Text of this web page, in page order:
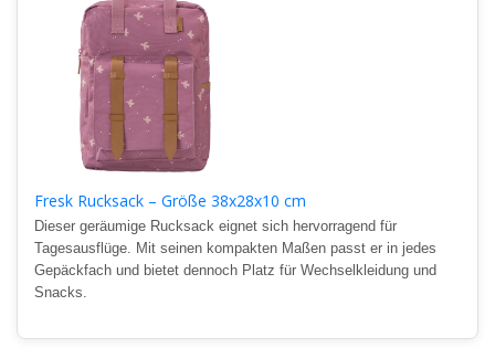
Fresk Rucksack – Größe 38x28x10 cm
Dieser geräumige Rucksack eignet sich hervorragend für
Tagesausflüge. Mit seinen kompakten Maßen passt er in jedes
Gepäckfach und bietet dennoch Platz für Wechselkleidung und
Snacks.